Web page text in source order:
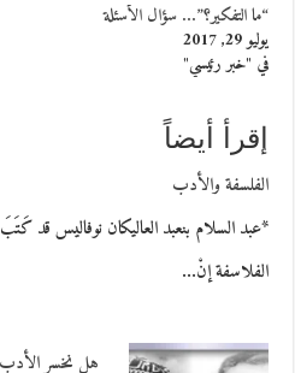
“ما التفكير؟”… سؤال الأسئلة
يوليو 29, 2017
في "خبر رئيسي"
إقرأ أيضاً
الفلسفة والأدب
*عبد السلام بنعبد العاليكان نوفاليس قد
الفلاسفة إنْ…
هل نخسر